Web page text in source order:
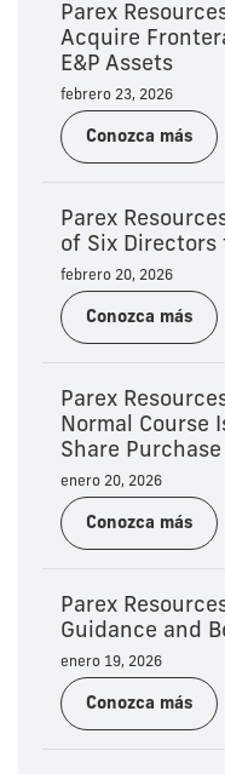
Parex
Acquire
E&P Assets
febrero 23, 2026
Conozca más
Parex
of Six Directors
febrero 20, 2026
Conozca más
Parex
Normal Course
Share Purchase
enero 20, 2026
Conozca más
Parex
Guidance and
enero 19, 2026
Conozca más